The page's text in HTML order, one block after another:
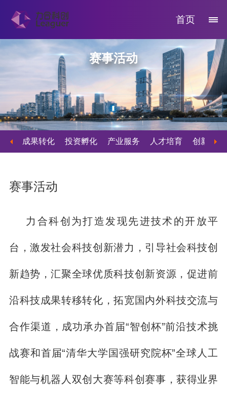
首页
赛事活动
成果转化 投资孵化 产业服务 人才培育 创新服务
赛事活动
力合科创为打造发现先进技术的开放平
台，激发社会科技创新潜力，引导社会科技创
新趋势，汇聚全球优质科技创新资源，促进前
沿科技成果转移转化，拓宽国内外科技交流与
合作渠道，成功承办首届“智创杯”前沿技术挑
战赛和首届“清华大学国强研究院杯”全球人工
智能与机器人双创大赛等科创赛事，获得业界